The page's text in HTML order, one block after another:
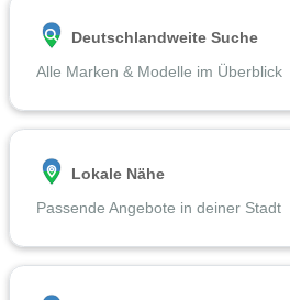
Deutschlandweite Suche
Alle Marken & Modelle im Überblick
Lokale Nähe
Passende Angebote in deiner Stadt